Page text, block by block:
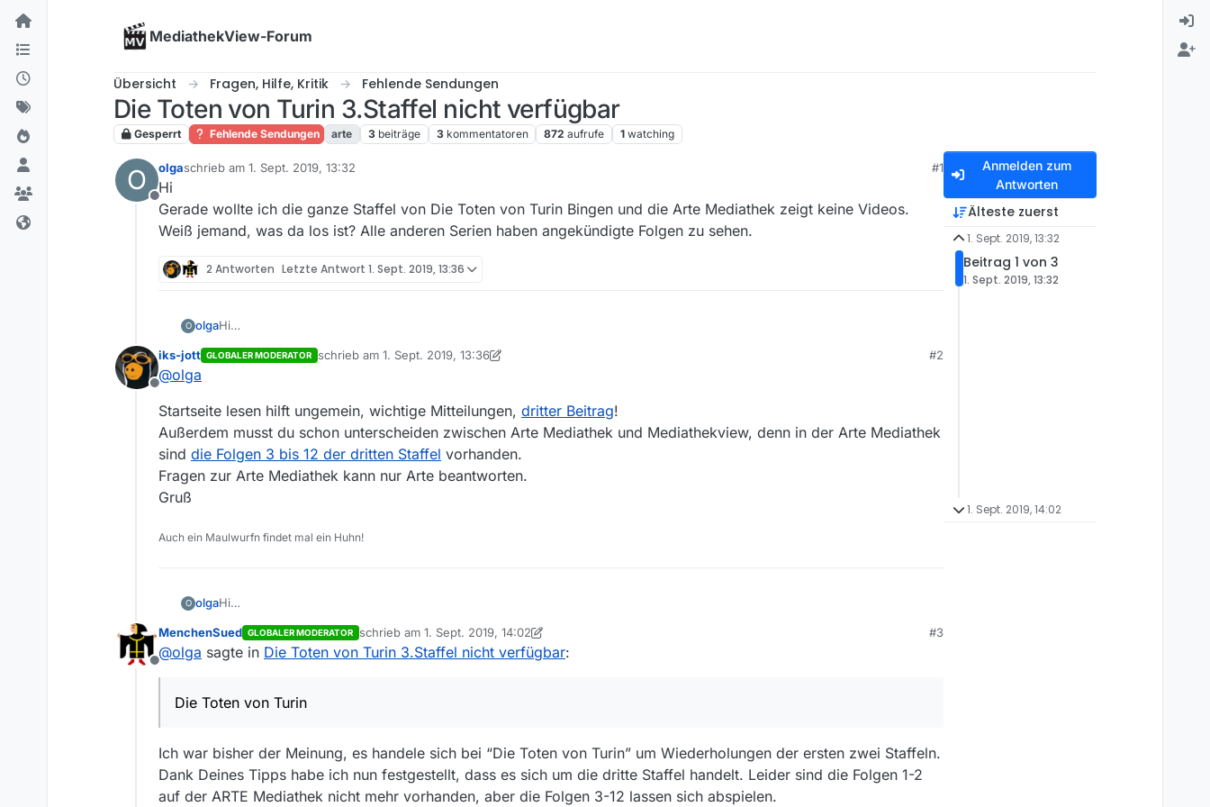
Skip to content
MediathekView-Forum
Übersicht Fragen, Hilfe, Kritik Fehlende Sendungen
Die Toten von Turin 3.Staffel nicht verfügbar
Gesperrt Fehlende Sendungen arte 3 beiträge 3 kommentatoren 872 aufrufe 1 watching
O
Offline
olgaschrieb am 1. Sept. 2019, 13:32
zuletzt editiert von
#1
Hi
Gerade wollte ich die ganze Staffel von Die Toten von Turin Bingen und die Arte Mediathek zeigt keine Videos.
Weiß jemand, was da los ist? Alle anderen Serien haben angekündigte Folgen zu sehen.
2 Antworten Letzte Antwort 1. Sept. 2019, 13:36
O olgaHi
was da los ist? Alle anderen Serien haben angekündigte Folgen zu sehen.
Offline
iks-jott GLOBALER MODERATOR schrieb am 1. Sept. 2019, 13:36
zuletzt editiert von iks-jott9. Jan. 2019, 16:18
#2
@olga
Startseite lesen hilft ungemein, wichtige Mitteilungen, dritter Beitrag!
Außerdem musst du schon unterscheiden zwischen Arte Mediathek und Mediathekview, denn in der Arte Mediathek
sind die Folgen 3 bis 12 der dritten Staffel vorhanden.
Fragen zur Arte Mediathek kann nur Arte beantworten.
Gruß
Auch ein Maulwurfn findet mal ein Huhn!
O olgaHi
was da los ist? Alle anderen Serien haben angekündigte Folgen zu sehen.
Offline
MenchenSued GLOBALER MODERATOR schrieb am 1. Sept. 2019, 14:02
zuletzt editiert von MenchenSued
#3
@olga sagte in Die Toten von Turin 3.Staffel nicht verfügbar:
Die Toten von Turin
Ich war bisher der Meinung, es handele sich bei “Die Toten von Turin” um Wiederholungen der ersten zwei Staffeln.
Dank Deines Tipps habe ich nun festgestellt, dass es sich um die dritte Staffel handelt. Leider sind die Folgen 1-2
auf der ARTE Mediathek nicht mehr vorhanden, aber die Folgen 3-12 lassen sich abspielen.
Anmelden zum
Antworten
Älteste zuerst
1. Sept. 2019, 13:32
Beitrag 1 von 3
1. Sept. 2019, 13:32
1. Sept. 2019, 14:02